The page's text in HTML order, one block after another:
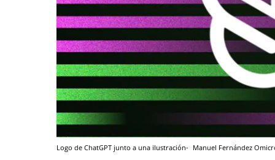
Logo de ChatGPT junto a una ilustración- Manuel Fernández